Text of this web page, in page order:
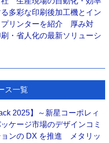
多彩な印刷後加工機とイン
プリンターを紹介 厚み対
・省人化の最新ソリューシ
ス一覧
2025】～新星コーポレィ
ケージ市場のデザインコミ
ョンの DX を推進 メタリッ